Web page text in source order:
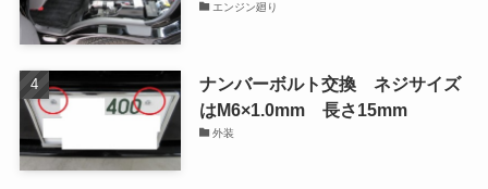
エンジン廻り
ナンバーボルト交換 ネジサイズ
はM6×1.0mm 長さ15mm
外装